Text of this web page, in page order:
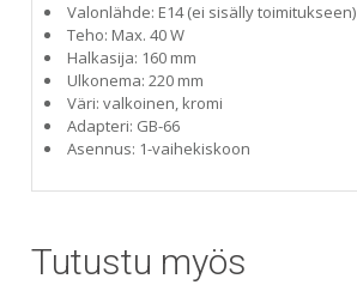
Valonlähde: E14 (ei sisälly toimitukseen)
Teho: Max. 40 W
Halkasija: 160 mm
Ulkonema: 220 mm
Väri: valkoinen, kromi
Adapteri: GB-66
Asennus: 1-vaihekiskoon
Tutustu myös